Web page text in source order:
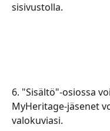
sisivustolla.
​​​​​​​​​​​6. "Sisältö"-osiossa
MyHeritage-jäsenet
valokuviasi.